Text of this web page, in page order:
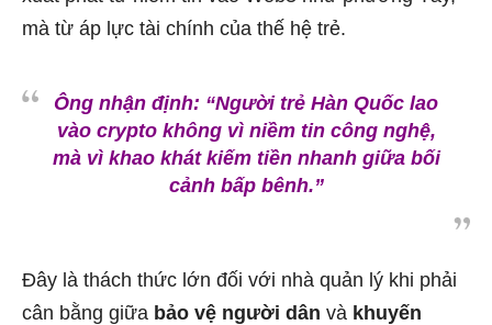
mà từ áp lực tài chính của thế hệ trẻ.
Ông nhận định: “Người trẻ Hàn Quốc lao
vào crypto không vì niềm tin công nghệ,
mà vì khao khát kiếm tiền nhanh giữa bối
cảnh bấp bênh.”
Đây là thách thức lớn đối với nhà quản lý khi phải
cân bằng giữa bảo vệ người dân và khuyến